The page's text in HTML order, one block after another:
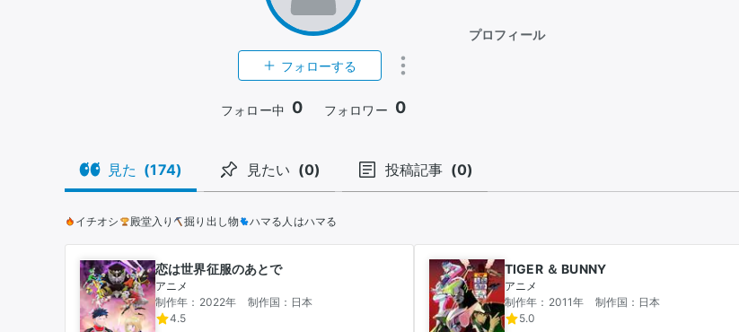
フォローする
フォロー中 0 フォロワー 0
プロフィール
見た (174) 見たい (0) 投稿記事 (0)
イチオシ 殿堂入り 掘り出し物 ハマる人はハマる
恋は世界征服のあとで
アニメ
制作年：2022年
制作国：日本
4.5
TIGER ＆ BUNNY
アニメ
制作年：2011年
制作国：日本
5.0